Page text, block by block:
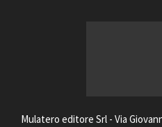
Mulatero editore Srl - Via